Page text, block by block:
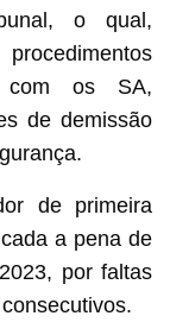
o qual,
com os SA,
de demissão
de primeira
a pena de
por faltas